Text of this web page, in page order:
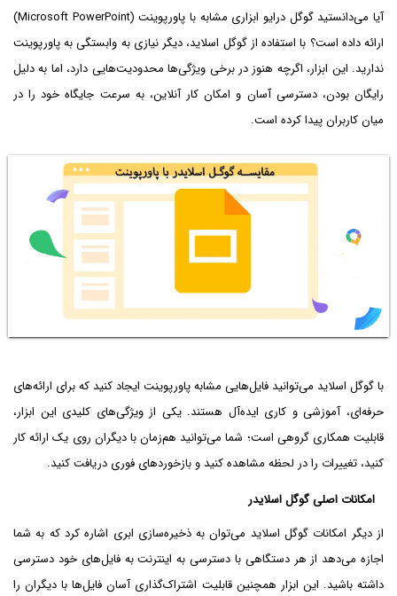
آیا می‌دانستید گوگل درایو ابزاری مشابه با پاورپوینت (Microsoft PowerPoint)
ارائه داده است؟ با استفاده از گوگل اسلاید، دیگر نیازی به وابستگی به پاورپوینت
ندارید. این ابزار، اگرچه هنوز در برخی ویژگی‌ها محدودیت‌هایی دارد، اما به دلیل
رایگان بودن، دسترسی آسان و امکان کار آنلاین، به سرعت جایگاه خود را در
میان کاربران پیدا کرده است.
با گوگل اسلاید می‌توانید فایل‌هایی مشابه پاورپوینت ایجاد کنید که برای ارائه‌های
حرفه‌ای، آموزشی و کاری ایده‌آل هستند. یکی از ویژگی‌های کلیدی این ابزار،
قابلیت همکاری گروهی است؛ شما می‌توانید هم‌زمان با دیگران روی یک ارائه کار
کنید، تغییرات را در لحظه مشاهده کنید و بازخوردهای فوری دریافت کنید.
امکانات اصلی گوگل اسلایدر
از دیگر امکانات گوگل اسلاید می‌توان به ذخیره‌سازی ابری اشاره کرد که به شما
اجازه می‌دهد از هر دستگاهی با دسترسی به اینترنت به فایل‌های خود دسترسی
داشته باشید. این ابزار همچنین قابلیت اشتراک‌گذاری آسان فایل‌ها با دیگران را